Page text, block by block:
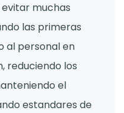
muchas
las primeras
al personal en
reduciendo los
el
estandares de